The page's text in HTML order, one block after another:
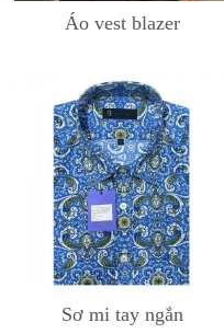
Áo vest blazer
Sơ mi tay ngắn